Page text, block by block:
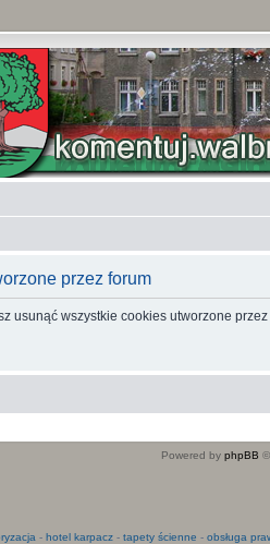
przez forum
usunąć wszystkie cookies utworzone
Powered by phpBB
- hotel karpacz- tapety ścienne - obsługa